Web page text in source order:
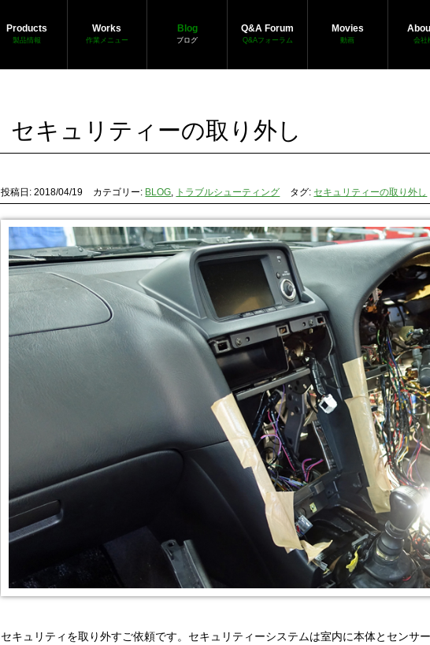
Products
製品情報
Works
作業メニュー
Blog
ブログ
Q&A Forum
Q&Aフォーラム
Movies
動画 会社
セキュリティーの取り外し
投稿日: 2018/04/19 カテゴリー: BLOG, トラブルシューティング タグ: セキュリティーの取り外し
セキュリティを取り外すご依頼です。セキュリティーシステムは室内に本体とセンサ